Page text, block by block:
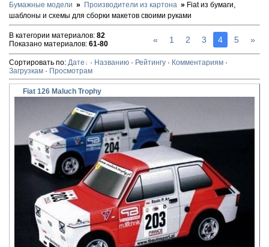
Бумажные модели Производители из картона
Fiat из бумаги,
шаблоны и схемы для сборки макетов своими руками
В категории материалов: 82
Показано материалов: 61-80 « 1 2 3 4 5 »
Сортировать по: Дате · Названию · Рейтингу · Комментариям ·
Загрузкам · Просмотрам
Fiat 126 Maluch Trophy